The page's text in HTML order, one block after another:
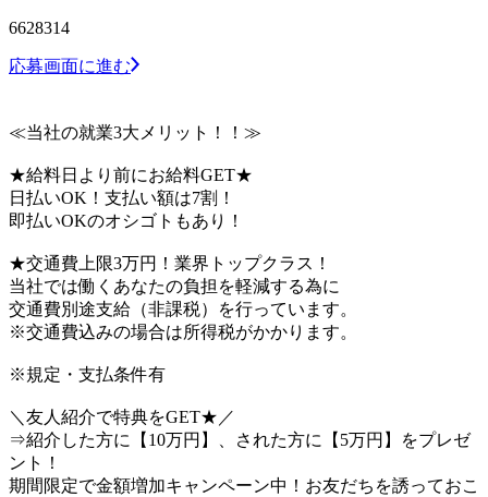
6628314
応募画面に進む
≪当社の就業3大メリット！！≫
★給料日より前にお給料GET★
日払いOK！支払い額は7割！
即払いOKのオシゴトもあり！
★交通費上限3万円！業界トップクラス！
当社では働くあなたの負担を軽減する為に
交通費別途支給（非課税）を行っています。
※交通費込みの場合は所得税がかかります。
※規定・支払条件有
＼友人紹介で特典をGET★／
⇒紹介した方に【10万円】、された方に【5万円】をプレゼ
ント！
期間限定で金額増加キャンペーン中！お友だちを誘っておこ